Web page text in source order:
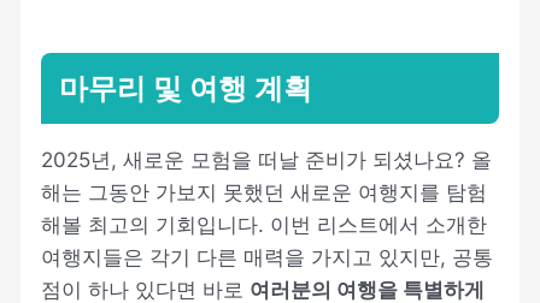
마무리 및 여행 계획
2025년, 새로운 모험을 떠날 준비가 되셨나요? 올
해는 그동안 가보지 못했던 새로운 여행지를 탐험
해볼 최고의 기회입니다. 이번 리스트에서 소개한
여행지들은 각기 다른 매력을 가지고 있지만, 공통
점이 하나 있다면 바로 여러분의 여행을 특별하게